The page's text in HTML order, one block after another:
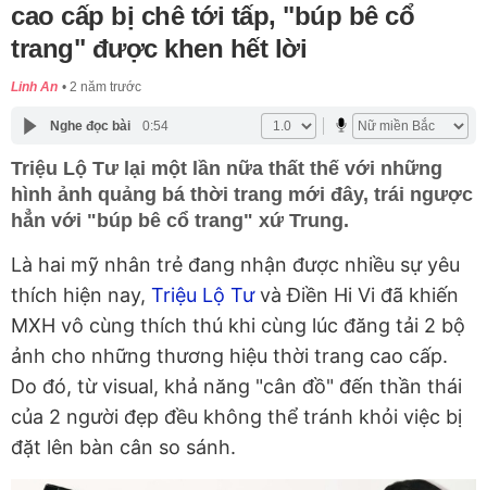
cao cấp bị chê tới tấp, "búp bê cổ
trang" được khen hết lời
Linh An 2 năm trước
Nghe đọc bài 0:54
Triệu Lộ Tư lại một lần nữa thất thế với những
hình ảnh quảng bá thời trang mới đây, trái ngược
hẳn với "búp bê cổ trang" xứ Trung.
Là hai mỹ nhân trẻ đang nhận được nhiều sự yêu
thích hiện nay, Triệu Lộ Tưvà Điền Hi Vi đã khiến
MXH vô cùng thích thú khi cùng lúc đăng tải 2 bộ
ảnh cho những thương hiệu thời trang cao cấp.
Do đó, từ visual, khả năng "cân đồ" đến thần thái
của 2 người đẹp đều không thể tránh khỏi việc bị
đặt lên bàn cân so sánh.